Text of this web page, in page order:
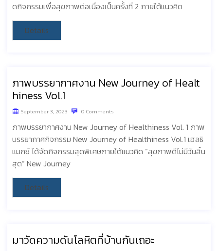
ดกิจกรรมเพื่อสุขภาพต่อเนื่องเป็นครั้งที่ 2 ภายใต้แนวคิด
Details
ภาพบรรยากาศงาน New Journey of Healt
hiness Vol.1
September 3, 2023 0 Comments
ภาพบรรยากาศงาน New Journey of Healthiness Vol. 1 ภาพ
บรรยากาศกิจกรรม New Journey of Healthiness Vol.1 เฮลธิ
แมกซ์ ได้จัดกิจกรรมสุดพิเศษภายใต้แนวคิด “สุขภาพดีไม่มีวันสิ้น
สุด” New Journey
Details
มาวัดความดันโลหิตที่บ้านกันเถอะ